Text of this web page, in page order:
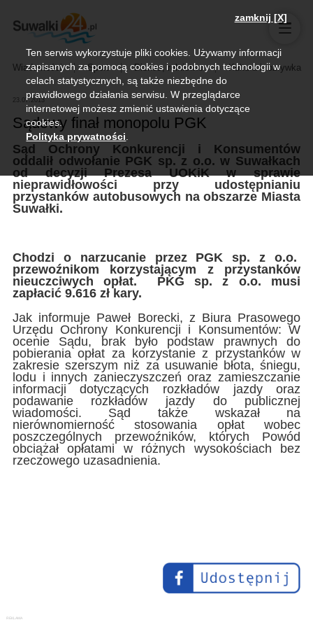
Wiadomości Sport Biznes, rolnictwo Kultura i rozrywka
23.07.2013
Sądowy finał monopolu PGK
Sąd Ochrony Konkurencji i Konsumentów
oddalił odwołanie PGK sp. z o.o. w Suwałkach
od decyzji Prezesa UOKiK w sprawie
nieprawidłowości przy udostępnianiu
przystanków autobusowych na obszarze Miasta
Suwałki.
Chodzi o narzucanie przez PGK sp. z o.o.
przewoźnikom korzystającym z przystanków
nieuczciwych opłat. PKG sp. z o.o. musi
zapłacić 9.616 zł kary.
Jak informuje Paweł Borecki, z Biura Prasowego
Urzędu Ochrony Konkurencji i Konsumentów: W
ocenie Sądu, brak było podstaw prawnych do
pobierania opłat za korzystanie z przystanków w
zakresie szerszym niż za usuwanie błota, śniegu,
lodu i innych zanieczyszczeń oraz zamieszczanie
informacji dotyczących rozkładów jazdy oraz
podawanie rozkładów jazdy do publicznej
wiadomości. Sąd także wskazał na
nierównomierność stosowania opłat wobec
poszczególnych przewoźników, których Powód
obciążał opłatami w różnych wysokościach bez
rzeczowego uzasadnienia.
zamknij [X]
Ten serwis wykorzystuje pliki cookies. Używamy informacji
zapisanych za pomocą cookies i podobnych technologii w
celach statystycznych, są także niezbędne do
prawidłowego działania serwisu. W przeglądarce
internetowej możesz zmienić ustawienia dotyczące
cookies.
Polityka prywatności